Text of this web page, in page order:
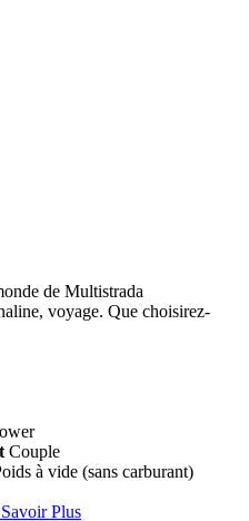
de Multistrada
voyage. Que choisirez-
Couple
à vide (sans carburant)
Plus